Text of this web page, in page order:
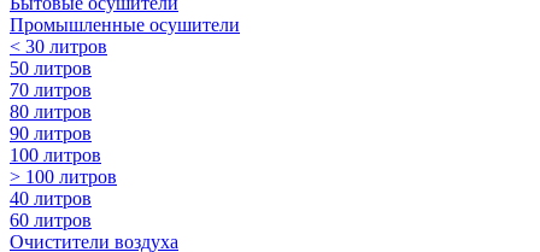
Промышленные осушители
< 30 литров
50 литров
70 литров
80 литров
90 литров
100 литров
> 100 литров
40 литров
60 литров
Очистители воздуха